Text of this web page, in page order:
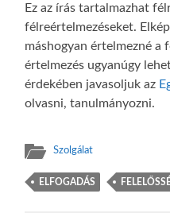
Ez az írás tartalmazhat
félreértelmezéseket.
máshogyan értelmezné
értelmezés ugyanúgy
érdekében javasoljuk az
olvasni, tanulmányozni.
Szolgálat
ELFOGADÁS